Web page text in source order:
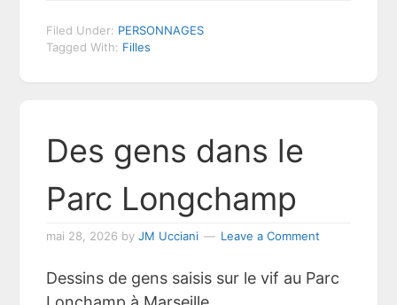
Filed Under: PERSONNAGES
Tagged With: Filles
Des gens dans le
Parc Longchamp
mai 28, 2026 byJM Ucciani Leave a Comment
Dessins de gens saisis sur le vif au Parc